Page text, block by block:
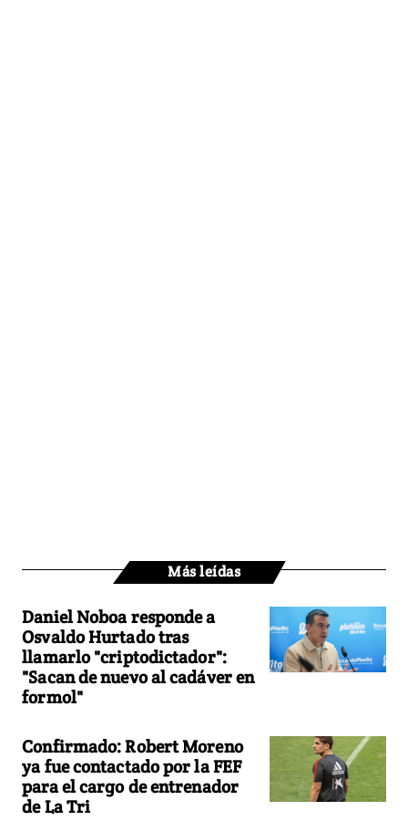
Más leídas
Daniel Noboa responde a
Osvaldo Hurtado tras
llamarlo "criptodictador":
"Sacan de nuevo al cadáver en
formol"
Confirmado: Robert Moreno
ya fue contactado por la FEF
para el cargo de entrenador
de La Tri